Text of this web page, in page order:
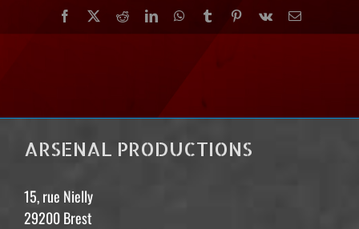
Facebook
X RedditLinkedInWhatsApp
TumblrPinterest
Vk Email
ARSENAL PRODUCTIONS
15, rue Nielly
29200 Brest